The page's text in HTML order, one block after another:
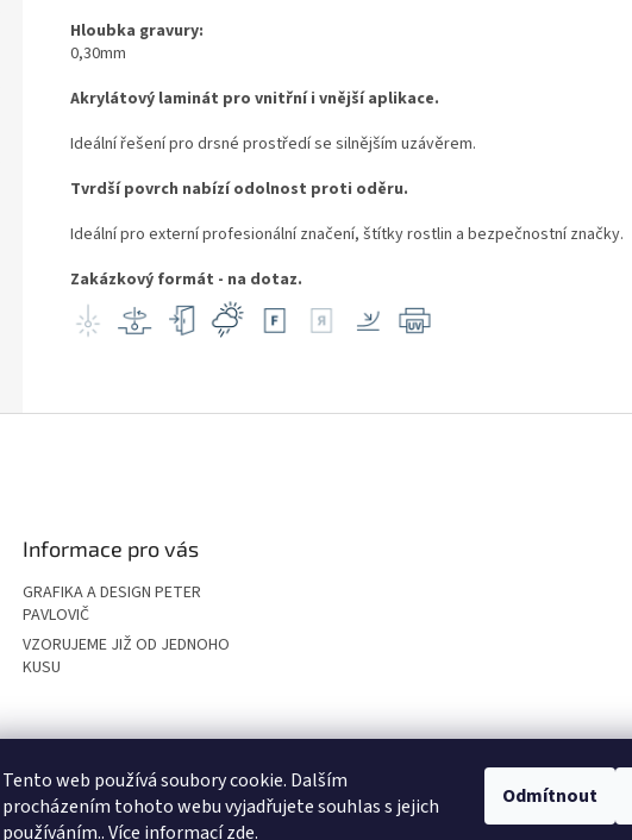
Tento web používá soubory cookie. Dalším
procházením tohoto webu vyjadřujete souhlas s jejich
používáním.. Více informacízde.
Odmítnout
Hloubka gravury:
0,30mm
Akrylátový laminát pro vnitřní i vnější aplikace.
Ideální řešení pro drsné prostředí se silnějším uzávěrem.
Tvrdší povrch nabízí odolnost proti oděru.
Ideální pro externí profesionální značení, štítky rostlin a bezpečnostní značky.
Zakázkový formát - na dotaz.
Informace pro vás
GRAFIKA A DESIGN PETER
PAVLOVIČ
VZORUJEME JIŽ OD JEDNOHO
KUSU